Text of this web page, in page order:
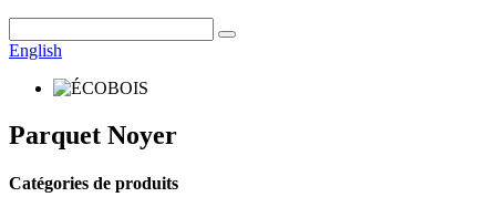
English
Parquet Noyer
Catégories de produits